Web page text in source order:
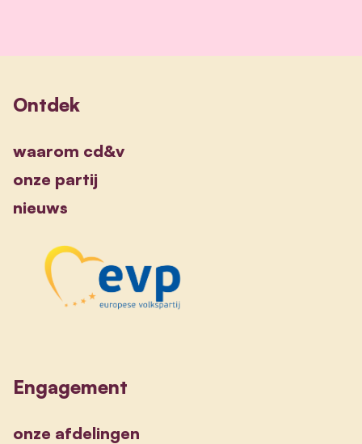
Ontdek
waarom cd&v
onze partij
nieuws
Engagement
onze afdelingen